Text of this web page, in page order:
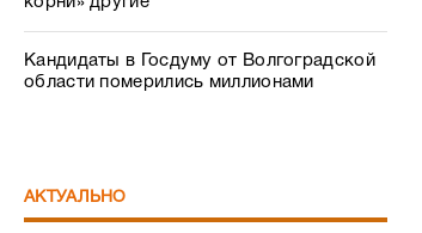
Кандидаты в Госдуму от Волгоградской
области померились миллионами
АКТУАЛЬНО